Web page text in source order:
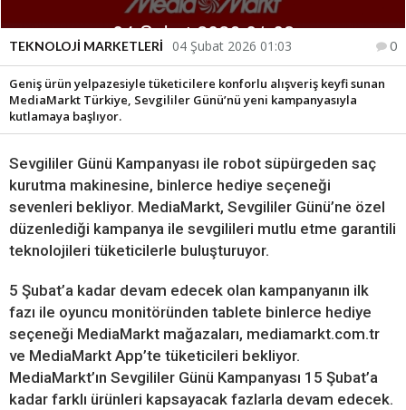
04 Şubat 2026 01:03
TEKNOLOJI MARKETLERI 04 Şubat 2026 01:03 0
Geniş ürün yelpazesiyle tüketicilere konforlu alışveriş keyfi sunan
MediaMarkt Türkiye, Sevgililer Günü’nü yeni kampanyasıyla
kutlamaya başlıyor.
Sevgililer Günü Kampanyası ile robot süpürgeden saç
kurutma makinesine, binlerce hediye seçeneği
sevenleri bekliyor. MediaMarkt, Sevgililer Günü’ne özel
düzenlediği kampanya ile sevgilileri mutlu etme garantili
teknolojileri tüketicilerle buluşturuyor.
5 Şubat’a kadar devam edecek olan kampanyanın ilk
fazı ile oyuncu monitöründen tablete binlerce hediye
seçeneği MediaMarkt mağazaları, mediamarkt.com.tr
ve MediaMarkt App’te tüketicileri bekliyor.
MediaMarkt’ın Sevgililer Günü Kampanyası 15 Şubat’a
kadar farklı ürünleri kapsayacak fazlarla devam edecek.